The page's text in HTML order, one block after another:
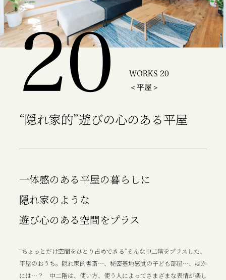
20
WORKS 20
＜平屋＞
“隠れ家的”遊びの心のある平屋
一体感のある平屋の暮らしに
隠れ家のような
遊び心のある空間をプラス
“ちょっとだけ空間をひとり占めできる”そんな中二階をプラスした、
平屋のおうち。隠れ家的書斎…、秘密基地感覚の子ども部屋…、ほか
には…？ 中二階は、使い方、使う人によってさまざまな表情が楽し